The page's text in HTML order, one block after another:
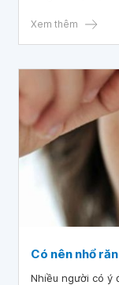
Mong bác sĩ tư
Xem thêm
Có nên nhổ
Nhiều người có ý